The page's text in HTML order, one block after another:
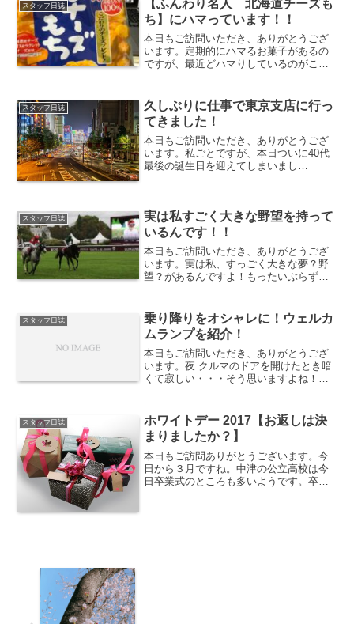
うか！ワクワク楽しみ...
スタッフ日誌
【ふんわり名人 北海道チーズも
ち】にハマっています！！
本日もご訪問いただき、ありがとうござ
います。定期的にハマるお菓子があるの
ですが、最近どハマりしているのがこの
間とけていく感じにすっかりはまってし
まいました！上の袋の中に...
スタッフ日誌
久しぶりに仕事で東京支店に行っ
てきました！
本日もご訪問いただき、ありがとうござ
います。私ごとですが、本日ついに40代
最後の誕生日を迎えてしまいまし
人生100年時代の今、...
スタッフ日誌
実は私すごく大きな野望を持って
いるんです！！
本日もご訪問いただき、ありがとうござ
います。実は私、すっごく大きな夢？野
望？があるんですよ！もったいぶらずに
パクト、ハーツクライ、トウカイテイオ
ーのようなカッコイイ競走馬の...
スタッフ日誌
乗り降りをオシャレに！ウェルカ
ムランプを紹介！
本日もご訪問いただき、ありがとうござ
います。夜 クルマのドアを開けたとき暗
くて寂しい・・・そう思いますよね！安
の？Amazonでの商品紹介のページではこ
んな感じです。商...
スタッフ日誌
ホワイトデー 2017【お返しは決
まりましたか？】
本日もご訪問ありがとうございます。今
日から３月ですね。中津の公立高校は今
日卒業式のところも多いようです。卒業